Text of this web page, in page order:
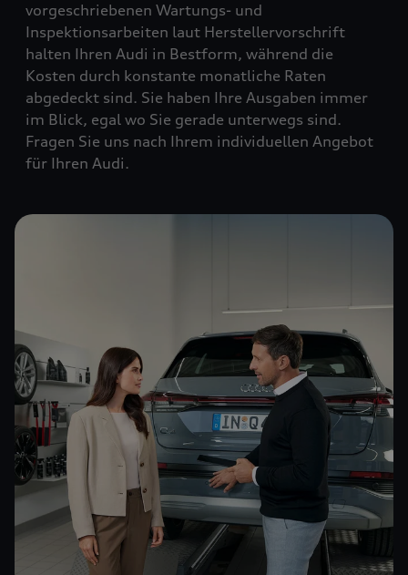
vorgeschriebenen Wartungs- und
Inspektionsarbeiten laut Herstellervorschrift
halten Ihren Audi in Bestform, während die
Kosten durch konstante monatliche Raten
abgedeckt sind. Sie haben Ihre Ausgaben immer
im Blick, egal wo Sie gerade unterwegs sind.
Fragen Sie uns nach Ihrem individuellen Angebot
für Ihren Audi.